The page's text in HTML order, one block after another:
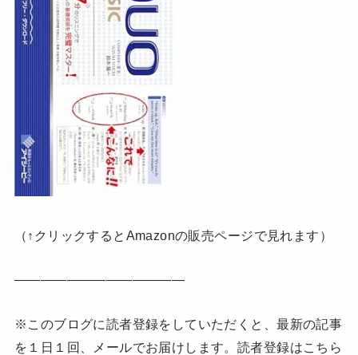
（↑クリックするとAmazonの販売ページで見れます）
—————————————
※このブログに読者登録をしていただくと、最新の記事
を１日１回、メールでお届けします。読者登録はこちら